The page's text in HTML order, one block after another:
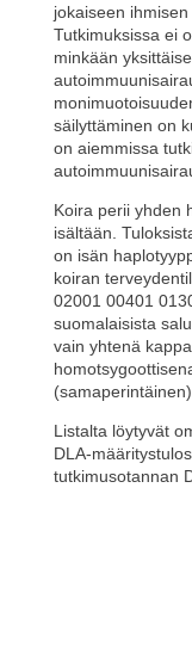
jokaiseen
Tutkimuksissa ei
minkään
säilyttäminen on
on aiemmissa
Koira perii yhden
isältään.
on isän
koiran
02001 00401
suomalaisista
vain yhtenä
(samaperintäinen).
Listalta löytyvät
DLA-
tutkimusotannan